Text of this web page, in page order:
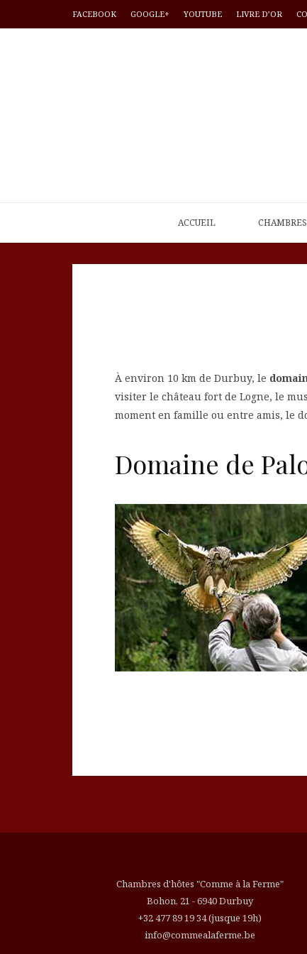
FACEBOOK GOOGLE+ YOUTUBE LIVRE D’OR
ACCUEIL
À environ 10 km de Durbuy, le
visiter le château fort de Logne, le
moment en famille ou entre amis, le
Domaine de
Chambres d'hôtes "Comme à la Ferme"
Bohon, 21 -6940Durbuy
+32 477 89 19 34(jusque 19h)
info@commealaferme.be